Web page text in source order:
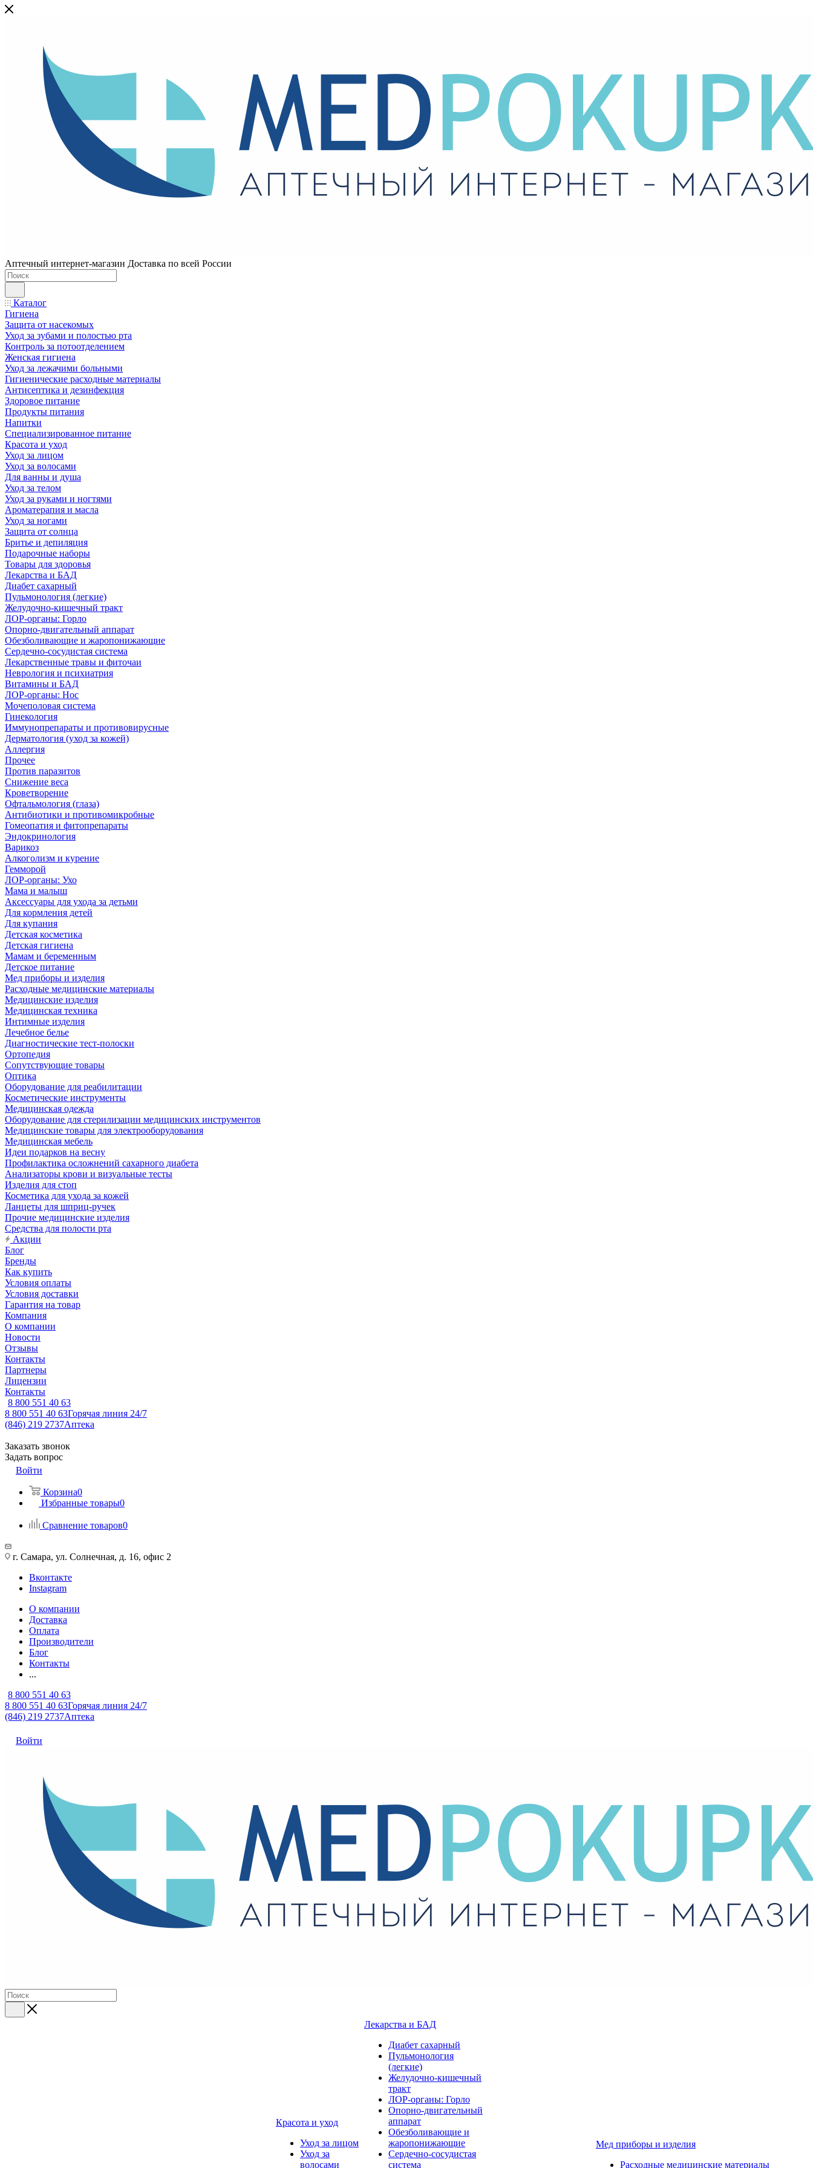
Аптечный интернет-магазин Доставка по всей России
Каталог
Гигиена
Защита от насекомых
Уход за зубами и полостью рта
Контроль за потоотделением
Женская гигиена
Уход за лежачими больными
Гигиенические расходные материалы
Антисептика и дезинфекция
Здоровое питание
Продукты питания
Напитки
Специализированное питание
Красота и уход
Уход за лицом
Уход за волосами
Для ванны и душа
Уход за телом
Уход за руками и ногтями
Ароматерапия и масла
Уход за ногами
Защита от солнца
Бритье и депиляция
Подарочные наборы
Товары для здоровья
Лекарства и БАД
Диабет сахарный
Пульмонология (легкие)
Желудочно-кишечный тракт
ЛОР-органы: Горло
Опорно-двигательный аппарат
Обезболивающие и жаропонижающие
Сердечно-сосудистая система
Лекарственные травы и фиточаи
Неврология и психиатрия
Витамины и БАД
ЛОР-органы: Нос
Мочеполовая система
Гинекология
Иммунопрепараты и противовирусные
Дерматология (уход за кожей)
Аллергия
Прочее
Против паразитов
Снижение веса
Кроветворение
Офтальмология (глаза)
Антибиотики и противомикробные
Гомеопатия и фитопрепараты
Эндокринология
Варикоз
Алкоголизм и курение
Гемморой
ЛОР-органы: Ухо
Мама и малыш
Аксессуары для ухода за детьми
Для кормления детей
Для купания
Детская косметика
Детская гигиена
Мамам и беременным
Детское питание
Мед приборы и изделия
Расходные медицинские материалы
Медицинские изделия
Медицинская техника
Интимные изделия
Лечебное белье
Диагностические тест-полоски
Ортопедия
Сопутствующие товары
Оптика
Оборудование для реабилитации
Косметические инструменты
Медицинская одежда
Оборудование для стерилизации медицинских инструментов
Медицинские товары для электрооборудования
Медицинская мебель
Идеи подарков на весну
Профилактика осложнений сахарного диабета
Анализаторы крови и визуальные тесты
Изделия для стоп
Косметика для ухода за кожей
Ланцеты для шприц-ручек
Прочие медицинские изделия
Средства для полости рта
Акции
Блог
Бренды
Как купить
Условия оплаты
Условия доставки
Гарантия на товар
Компания
О компании
Новости
Отзывы
Контакты
Партнеры
Лицензии
Контакты
8 800 551 40 63
8 800 551 40 63Горячая линия 24/7
(846) 219 2737Аптека
Заказать звонок
Задать вопрос
Войти
Корзина0
Избранные товары0
Сравнение товаров0
г. Самара, ул. Солнечная, д. 16, офис 2
Вконтакте
Instagram
О компании
Доставка
Оплата
Производители
Блог
Контакты
...
8 800 551 40 63
8 800 551 40 63Горячая линия 24/7
(846) 219 2737Аптека
Войти
Красота и уход
Уход за лицом
Уход за
волосами
Лекарства и БАД
Диабет сахарный
Пульмонология
(легкие)
Желудочно-кишечный
тракт
ЛОР-органы: Горло
Опорно-двигательный
аппарат
Обезболивающие и
жаропонижающие
Сердечно-сосудистая
система
Мед приборы и изделия
Расходные медицинские материалы